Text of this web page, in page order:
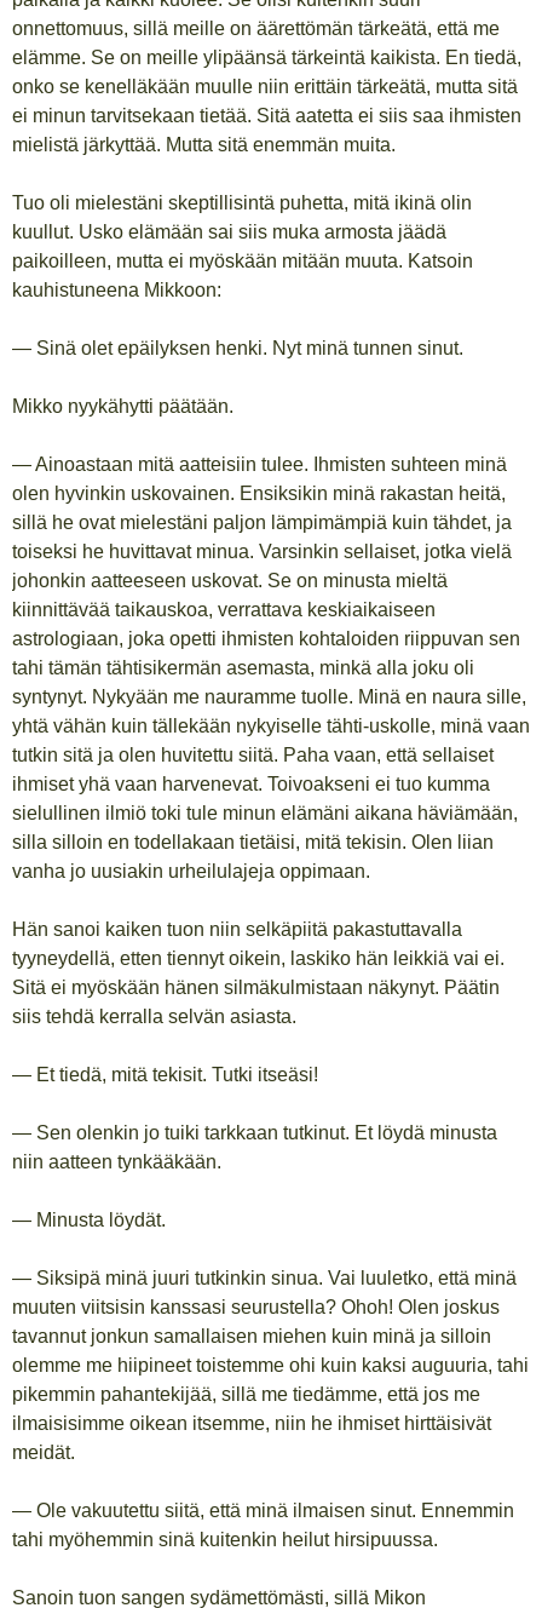
onnettomuus, sillä meille on äärettömän tärkeätä, että me
elämme. Se on meille ylipäänsä tärkeintä kaikista. En tiedä,
onko se kenelläkään muulle niin erittäin tärkeätä, mutta sitä
ei minun tarvitsekaan tietää. Sitä aatetta ei siis saa ihmisten
mielistä järkyttää. Mutta sitä enemmän muita.
Tuo oli mielestäni skeptillisintä puhetta, mitä ikinä olin
kuullut. Usko elämään sai siis muka armosta jäädä
paikoilleen, mutta ei myöskään mitään muuta. Katsoin
kauhistuneena Mikkoon:
— Sinä olet epäilyksen henki. Nyt minä tunnen sinut.
Mikko nyykähytti päätään.
— Ainoastaan mitä aatteisiin tulee. Ihmisten suhteen minä
olen hyvinkin uskovainen. Ensiksikin minä rakastan heitä,
sillä he ovat mielestäni paljon lämpimämpiä kuin tähdet, ja
toiseksi he huvittavat minua. Varsinkin sellaiset, jotka vielä
johonkin aatteeseen uskovat. Se on minusta mieltä
kiinnittävää taikauskoa, verrattava keskiaikaiseen
astrologiaan, joka opetti ihmisten kohtaloiden riippuvan sen
tahi tämän tähtisikermän asemasta, minkä alla joku oli
syntynyt. Nykyään me nauramme tuolle. Minä en naura sille,
yhtä vähän kuin tällekään nykyiselle tähti-uskolle, minä vaan
tutkin sitä ja olen huvitettu siitä. Paha vaan, että sellaiset
ihmiset yhä vaan harvenevat. Toivoakseni ei tuo kumma
sielullinen ilmiö toki tule minun elämäni aikana häviämään,
silla silloin en todellakaan tietäisi, mitä tekisin. Olen liian
vanha jo uusiakin urheilulajeja oppimaan.
Hän sanoi kaiken tuon niin selkäpiitä pakastuttavalla
tyyneydellä, etten tiennyt oikein, laskiko hän leikkiä vai ei.
Sitä ei myöskään hänen silmäkulmistaan näkynyt. Päätin
siis tehdä kerralla selvän asiasta.
— Et tiedä, mitä tekisit. Tutki itseäsi!
— Sen olenkin jo tuiki tarkkaan tutkinut. Et löydä minusta
niin aatteen tynkääkään.
— Minusta löydät.
— Siksipä minä juuri tutkinkin sinua. Vai luuletko, että minä
muuten viitsisin kanssasi seurustella? Ohoh! Olen joskus
tavannut jonkun samallaisen miehen kuin minä ja silloin
olemme me hiipineet toistemme ohi kuin kaksi auguuria, tahi
pikemmin pahantekijää, sillä me tiedämme, että jos me
ilmaisisimme oikean itsemme, niin he ihmiset hirttäisivät
meidät.
— Ole vakuutettu siitä, että minä ilmaisen sinut. Ennemmin
tahi myöhemmin sinä kuitenkin heilut hirsipuussa.
Sanoin tuon sangen sydämettömästi, sillä Mikon